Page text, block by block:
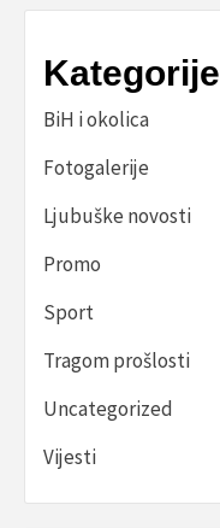
Kategorije
BiH i okolica
Fotogalerije
Ljubuške novosti
Promo
Sport
Tragom prošlosti
Uncategorized
Vijesti